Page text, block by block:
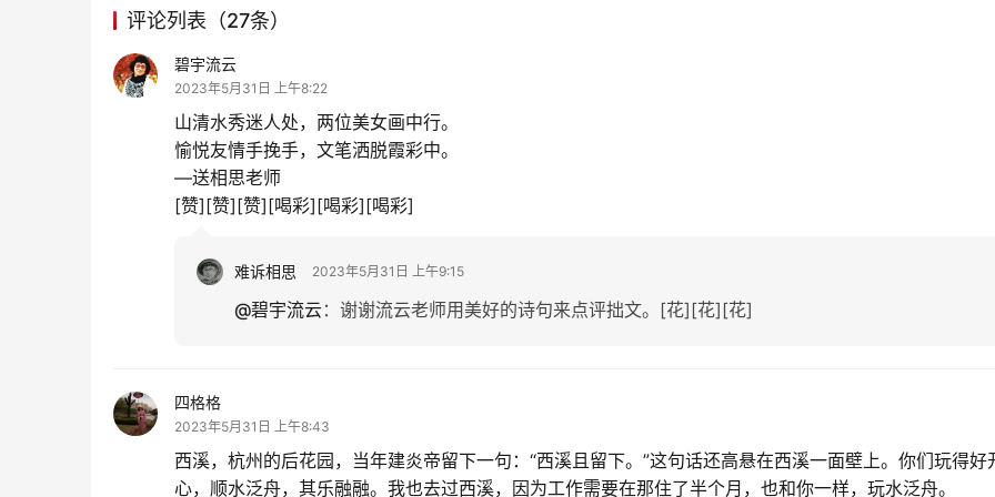
评论列表（27条）
碧宇流云
2023年5月31日 上午8:22
山清水秀迷人处，两位美女画中行。
愉悦友情手挽手，文笔洒脱霞彩中。
—送相思老师
[赞][赞][赞][喝彩][喝彩][喝彩]
难诉相思 2023年5月31日 上午9:15
@碧宇流云： 谢谢流云老师用美好的诗句来点评拙文。[花][花][花]
四格格
2023年5月31日 上午8:43
西溪，杭州的后花园，当年建炎帝留下一句：“西溪且留下。”这句话还高悬在西溪一面壁上。你们玩得好
心，顺水泛舟，其乐融融。我也去过西溪，因为工作需要在那住了半个月，也和你一样，玩水泛舟。